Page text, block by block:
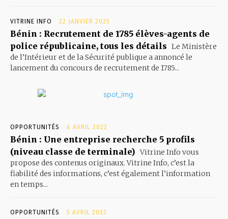
VITRINE INFO 22 JANVIER 2025
Bénin : Recrutement de 1785 élèves-agents de
police républicaine, tous les détails Le Ministère
de l’Intérieur et de la Sécurité publique a annoncé le
lancement du concours de recrutement de 1785...
OPPORTUNITÉS 6 AVRIL 2022
Bénin : Une entreprise recherche 5 profils
(niveau classe de terminale) Vitrine Info vous
propose des contenus originaux. Vitrine Info, c’est la
fiabilité des informations, c’est également l’information
en temps...
OPPORTUNITÉS 5 AVRIL 2022